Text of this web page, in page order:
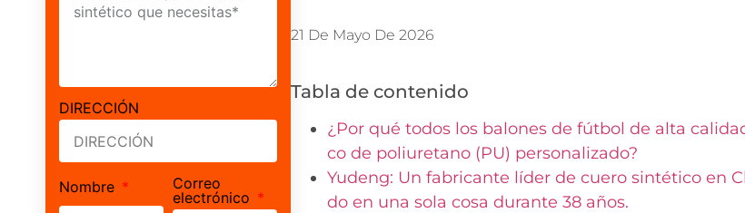
DIRECCIÓN
Nombre
Correo
electrónico
21 De Mayo De 2026
Tabla de contenido
¿Por qué todos los balones de fútbol de alta
co de poliuretano (PU) personalizado?
Yudeng: Un fabricante líder de cuero sintético en
do en una sola cosa durante 38 años.